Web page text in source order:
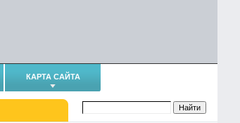
КАРТА САЙТА